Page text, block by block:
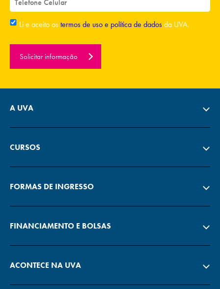
Li e aceito ostermos de uso e política de dadosda UVA.
Solicitar informação
A UVA
CURSOS
FORMAS DE INGRESSO
FINANCIAMENTO E BOLSAS
ACONTECE NA UVA